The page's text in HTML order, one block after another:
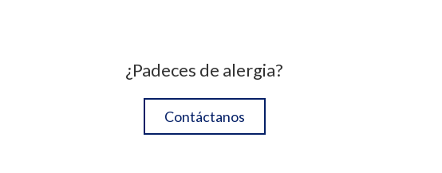
¿Padeces de alergia?
Contáctanos